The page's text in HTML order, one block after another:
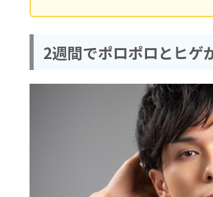
2週間でポロポロとヒゲ